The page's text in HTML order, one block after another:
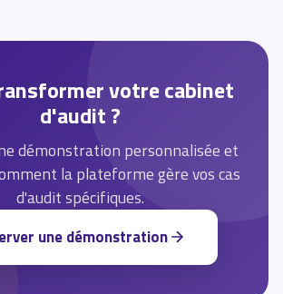
votre cabinet
d'audit ?
démonstration personnalisée et
la plateforme gère vos cas
d'audit spécifiques.
une démonstration